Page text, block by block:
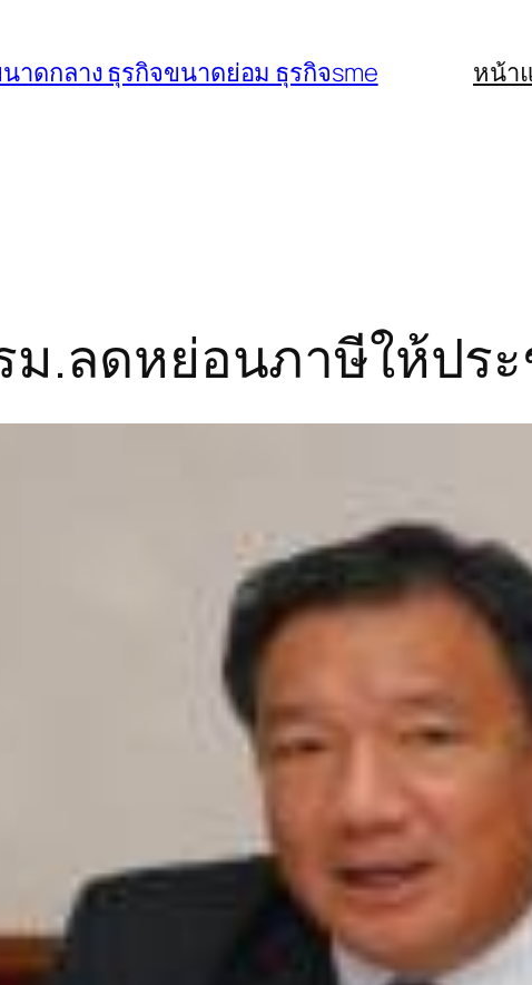
าดกลาง ธุรกิจขนาดย่อม ธุรกิจsme หน้า
ม.ลดหย่อนภาษีให้ปร